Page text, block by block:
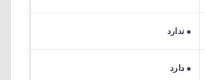
ندارد
دارد